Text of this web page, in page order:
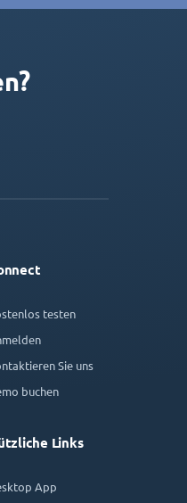
testen
Sie uns
buchen
Links
App